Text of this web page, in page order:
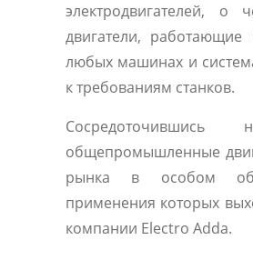
электродвигателей,
двигатели,
любых машинах и
к требованиям станков.
Сосредоточившись
общепромышленные
рынка в особом
применения которых
компании Electro Adda.